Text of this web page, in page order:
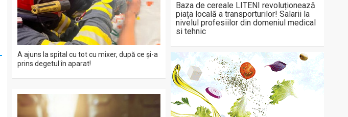
A ajuns la spital cu tot cu mixer, după ce și-a
prins degetul în aparat!
Baza de cereale LITENI revoluționează
piața locală a transporturilor! Salarii la
nivelul profesiilor din domeniul medical
si tehnic